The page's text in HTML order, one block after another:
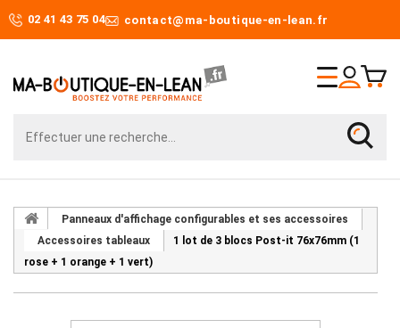
02 41 43 75 04 contact@ma-boutique-en-lean.fr
Panneaux d'affichage configurables et ses accessoires
Accessoires tableaux
1 lot de 3 blocs Post-it 76x76mm (1
rose + 1 orange + 1 vert)